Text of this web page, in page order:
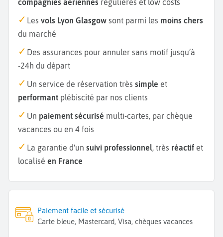
compagnies aériennes régulières et low costs
Les vols Lyon Glasgow sont parmi les moins chers
du marché
Des assurances pour annuler sans motif jusqu’à
-24h du départ
Un service de réservation très simple et
performant plébiscité par nos clients
Un paiement sécurisé multi-cartes, par chèque
vacances ou en 4 fois
La garantie d'un suivi professionnel, très réactif et
localisé en France
Paiement facile et sécurisé
Carte bleue, Mastercard, Visa, chèques vacances